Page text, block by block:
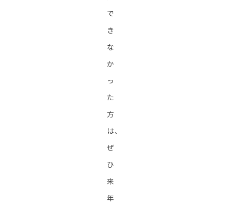
で
き
な
か
っ
た
方
は、
ぜ
ひ
来
年